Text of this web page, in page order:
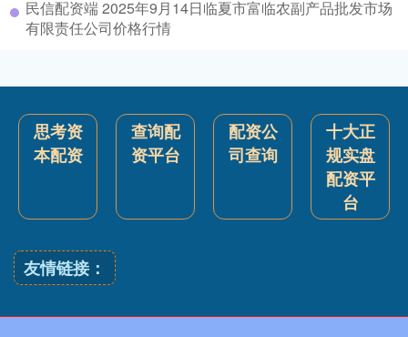
民信配资端 2025年9月14日临夏市富临农副产品批发市场
有限责任公司价格行情
思考资
本配资
查询配
资平台
配资公
司查询
十大正
规实盘
配资平
台
友情链接：